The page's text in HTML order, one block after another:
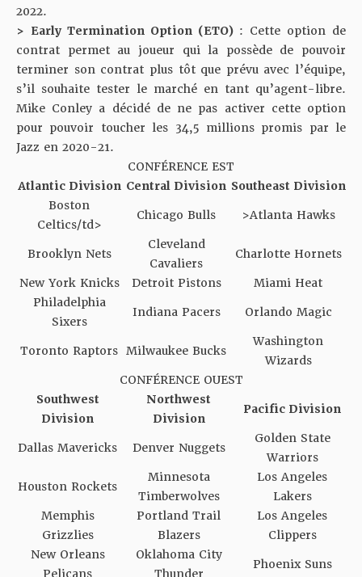
2022.
> Early Termination Option(ETO): Cette option de
contrat permet au joueur qui la possède de pouvoir
terminer son contrat plus tôt que prévu avec l’équipe,
s’il souhaite tester le marché en tant qu’agent-libre.
Mike Conley a décidé de ne pas activer cette option
pour pouvoir toucher les 34,5 millions promis par le
Jazz en 2020-21.
CONFÉRENCE EST
Atlantic Division Central Division Southeast Division
Boston
Celtics/td>
Chicago Bulls >Atlanta Hawks
Brooklyn Nets
Cleveland
Cavaliers
Charlotte Hornets
New York Knicks
Detroit Pistons
Miami Heat
Philadelphia
Sixers
Indiana Pacers Orlando Magic
Toronto Raptors Milwaukee Bucks
Washington
Wizards
CONFÉRENCE OUEST
Southwest
Division
Northwest
Division
Pacific Division
Dallas Mavericks Denver Nuggets
Golden State
Warriors
Houston Rockets
Minnesota
Timberwolves
Los Angeles
Lakers
Memphis
Grizzlies
Portland Trail
Blazers
Los Angeles
Clippers
New Orleans
Pelicans
Oklahoma City
Thunder
Phoenix Suns